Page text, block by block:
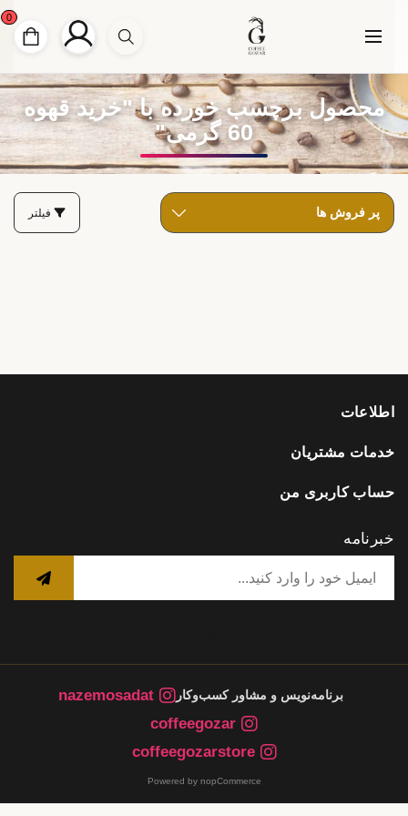
0
محصول برچسب خورده با "خرید قهوه
60 گرمی"
فیلتر
اطلاعات
خدمات مشتریان
حساب کاربری من
خبرنامه
برنامه‌نویس و مشاور کسب‌وکار
nazemosadat
coffeegozar
coffeegozarstore
Powered by nopCommerce